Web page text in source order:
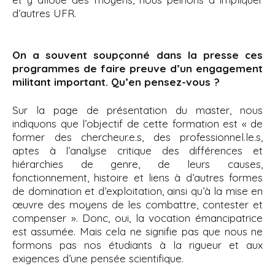
d’autres UFR.
On a souvent soupçonné dans la presse ces
programmes de faire preuve d’un engagement
militant important. Qu’en pensez-vous ?
Sur la page de présentation du master, nous
indiquons que l’objectif de cette formation est « de
former des chercheur.e.s, des professionnel.le.s,
aptes à l’analyse critique des différences et
hiérarchies de genre, de leurs causes,
fonctionnement, histoire et liens à d’autres formes
de domination et d’exploitation, ainsi qu’à la mise en
œuvre des moyens de les combattre, contester et
compenser ». Donc, oui, la vocation émancipatrice
est assumée. Mais cela ne signifie pas que nous ne
formons pas nos étudiants à la rigueur et aux
exigences d’une pensée scientifique.